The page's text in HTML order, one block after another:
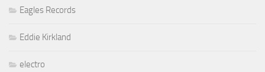
Eagles Records
Eddie Kirkland
electro